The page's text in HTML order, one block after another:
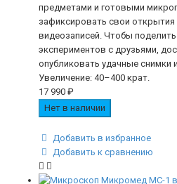
предметами и готовыми
зафиксировать свои
видеозаписей. Чтобы
экспериментов с друзьями,
опубликовать удачные снимки
Увеличение: 40–400 крат.
17 990 ₽
Нет в наличии
Добавить в избранное
Добавить к сравнению